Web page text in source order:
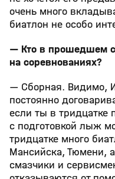
очень много
биатлон не особо
— Кто в прошедшем
на соревнованиях?
— Сборная. Видимо,
постоянно
если ты в тридцатке
с подготовкой лыж
тридцатке много
Мансийска, Тюмени,
смазчики и